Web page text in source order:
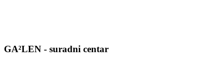
GA²LEN - suradni centar